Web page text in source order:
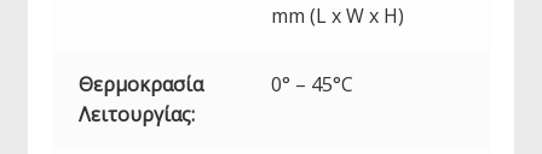
mm (L x W x H)
Θερμοκρασία
Λειτουργίας:
0° – 45°C